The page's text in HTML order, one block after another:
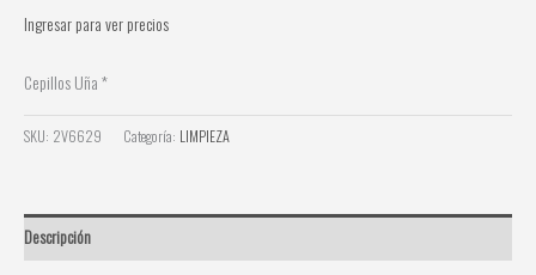
Ingresar para ver precios
Cepillos Uña *
SKU: 2V6629 Categoría: LIMPIEZA
Descripción